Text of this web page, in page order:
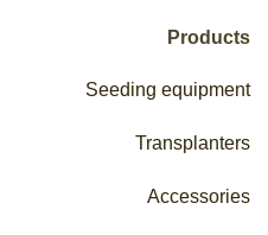
Products
Seeding equipment
Transplanters
Accessories